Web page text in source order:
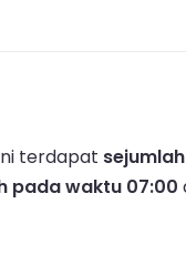
terdapat
pada waktu 07:00